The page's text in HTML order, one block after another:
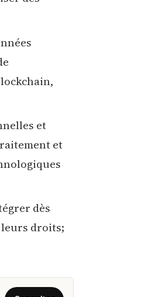
et
et
dès
leurs droits;